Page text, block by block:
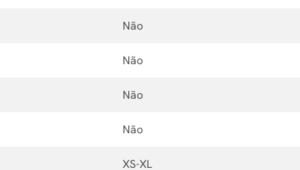
Não
Não
Não
Não
XS-XL